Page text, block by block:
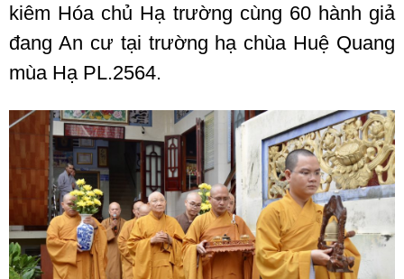
kiêm Hóa chủ Hạ trường cùng 60 hành giả
đang An cư tại trường hạ chùa Huệ Quang
mùa Hạ PL.2564.